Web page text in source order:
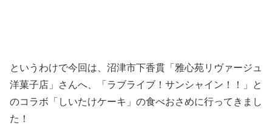
というわけで今回は、沼津市下香貫「雅心苑リヴァージュ
洋菓子店」さんへ、「ラブライブ！サンシャイン！！」と
のコラボ「しいたけケーキ」の食べおさめに行ってきまし
た！